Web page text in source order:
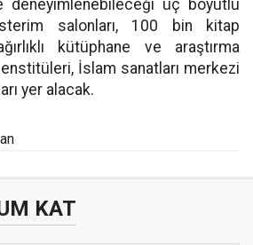
deneyimlenebileceği üç boyutlu
salonları, 100 bin kitap
kütüphane ve araştırma
İslam sanatları merkezi
yer alacak.
KAT